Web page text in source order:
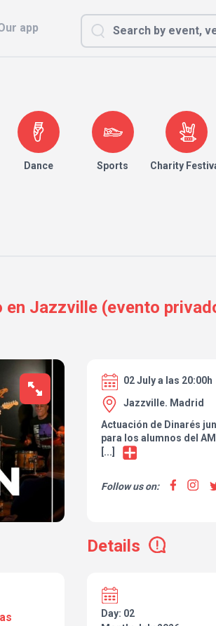
app
Dance Sports Charity
en Jazzville (evento
02 July a las 20:00h
Jazzville. Madrid
Actuación de Dinarés
para los alumnos del
energía, con versiones
experiencia musical
cerveza o refresco)
[...]
Follow us on:
Details
Day: 02